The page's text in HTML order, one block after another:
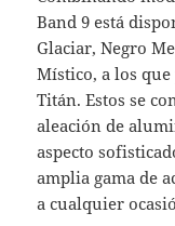
Band 9 está
Glaciar, Negro
Místico, a los
Titán. Estos se
aleación de
aspecto
amplia gama de
a cualquier